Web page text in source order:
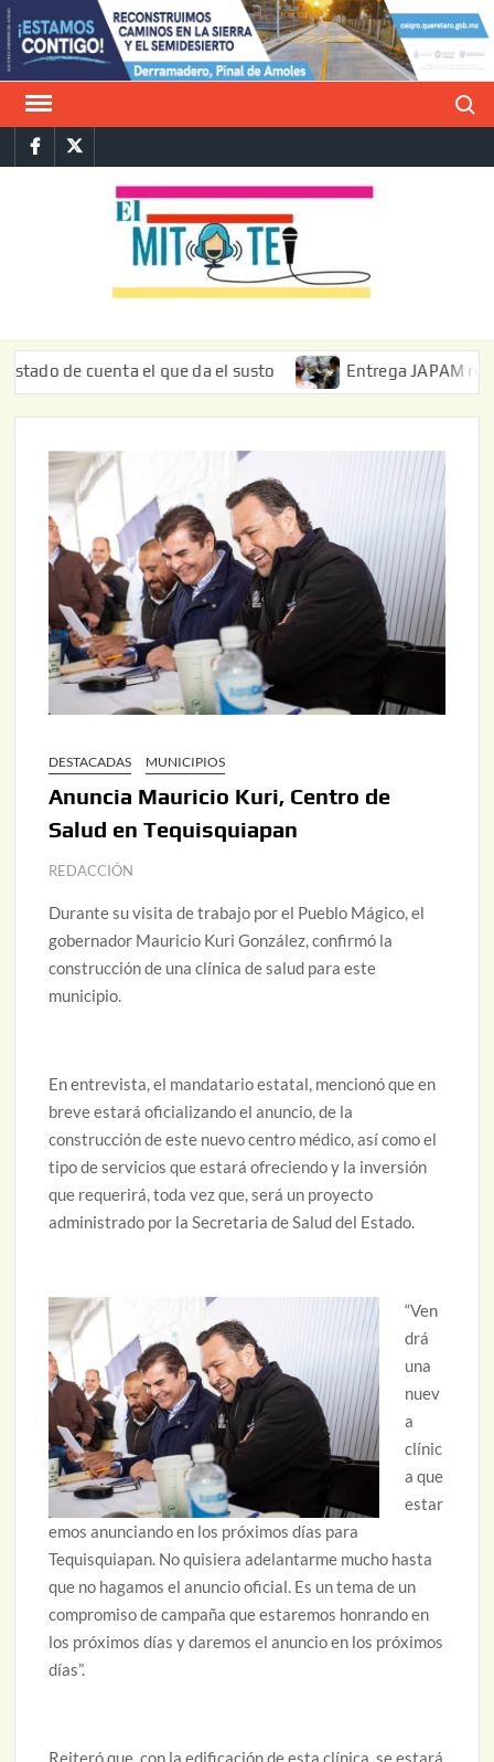
Saltar
al
contenido
FacebookTwitter
cuenta el que da el susto Entrega JAPAM
DESTACADAS MUNICIPIOS
Anuncia Mauricio Kuri, Centro de
Salud en Tequisquiapan
REDACCIÓN
Durante su visita de trabajo por el Pueblo Mágico, el
gobernador Mauricio Kuri González, confirmó la
construcción de una clínica de salud para este
municipio.
En entrevista, el mandatario estatal, mencionó que en
breve estará oficializando el anuncio, de la
construcción de este nuevo centro médico, así como el
tipo de servicios que estará ofreciendo y la inversión
que requerirá, toda vez que, será un proyecto
administrado por la Secretaria de Salud del Estado.
“Ven
drá
una
nuev
a
clínic
a que
estar
emos anunciando en los próximos días para
Tequisquiapan. No quisiera adelantarme mucho hasta
que no hagamos el anuncio oficial. Es un tema de un
compromiso de campaña que estaremos honrando en
los próximos días y daremos el anuncio en los próximos
días”.